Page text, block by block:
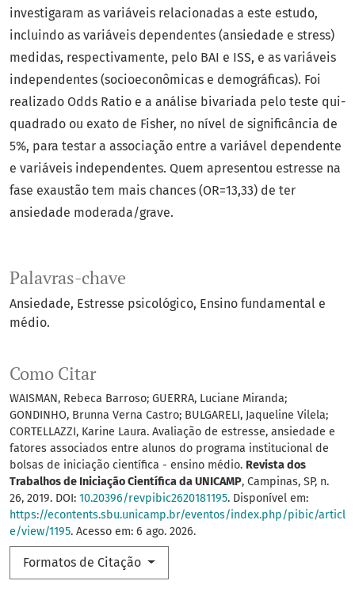
Palavras-chave
Ansiedade Estresse psicológico Ensino fundamental e
médio.
Como Citar
WAISMAN, Rebeca Barroso; GUERRA, Luciane Miranda;
GONDINHO, Brunna Verna Castro; BULGARELI, Jaqueline Vilela;
CORTELLAZZI, Karine Laura. Avaliação de estresse, ansiedade e
fatores associados entre alunos do programa institucional de
bolsas de iniciação científica - ensino médio. Revista dos
Trabalhos de Iniciação Científica da UNICAMP, Campinas, SP, n.
26, 2019. DOI: 10.20396/revpibic2620181195. Disponível em:
https://econtents.sbu.unicamp.br/eventos/index.php/pibic/articl
e/view/1195. Acesso em: 6 ago. 2026.
Formatos de Citação
investigaram as variáveis relacionadas a este estudo,
incluindo as variáveis dependentes (ansiedade e stress)
medidas, respectivamente, pelo BAI e ISS, e as variáveis
independentes (socioeconômicas e demográficas). Foi
realizado Odds Ratio e a análise bivariada pelo teste qui-
quadrado ou exato de Fisher, no nível de significância de
5%, para testar a associação entre a variável dependente
e variáveis independentes. Quem apresentou estresse na
fase exaustão tem mais chances (OR=13,33) de ter
ansiedade moderada/grave.